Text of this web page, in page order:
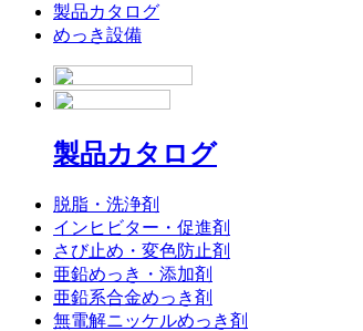
製品カタログ
めっき設備
製品カタログ
脱脂・洗浄剤
インヒビター・促進剤
さび止め・変色防止剤
亜鉛めっき・添加剤
亜鉛系合金めっき剤
無電解ニッケルめっき剤